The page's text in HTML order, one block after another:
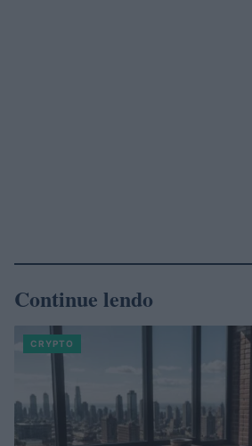
Continue lendo
CRYPTO